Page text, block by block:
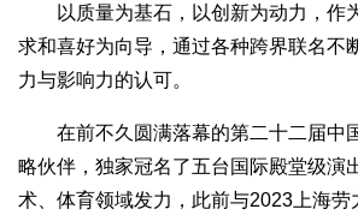
以质量为基石，以创新为动力，
求和喜好为向导，通过各种跨界联名不
力与影响力的认可。
在前不久圆满落幕的第二十二届中
略伙伴，独家冠名了五台国际殿堂级演
术、体育领域发力，此前与2023上海